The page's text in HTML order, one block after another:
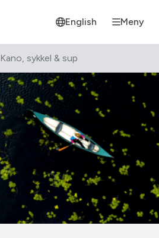
English Meny
Kano, sykkel & sup